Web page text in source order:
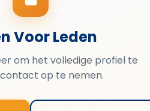
Voor Leden
om het volledige profiel te
op te nemen.